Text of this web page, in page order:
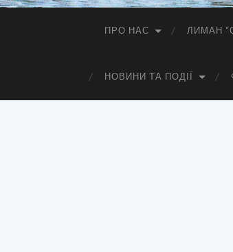
ПРО НАС ЛИМАН
НОВИНИ ТА ПОДІЇ